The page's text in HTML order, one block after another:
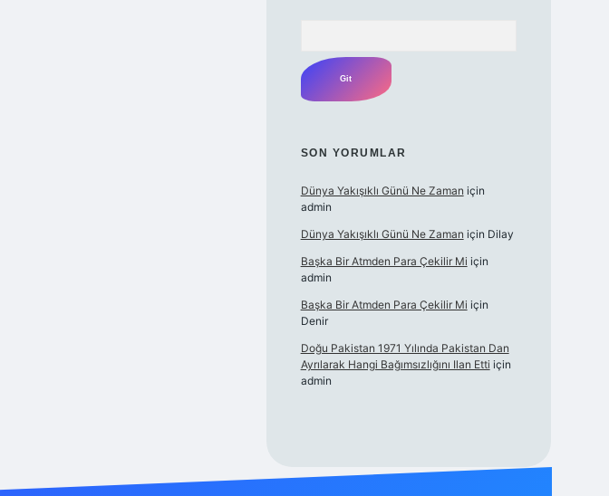
SON YORUMLAR
Dünya Yakışıklı Günü Ne Zaman için
admin
Dünya Yakışıklı Günü Ne Zaman için Dilay
Başka Bir Atmden Para Çekilir Mi için
admin
Başka Bir Atmden Para Çekilir Mi için
Denir
Doğu Pakistan 1971 Yılında Pakistan Dan
Ayrılarak Hangi Bağımsızlığını Ilan Etti için
admin